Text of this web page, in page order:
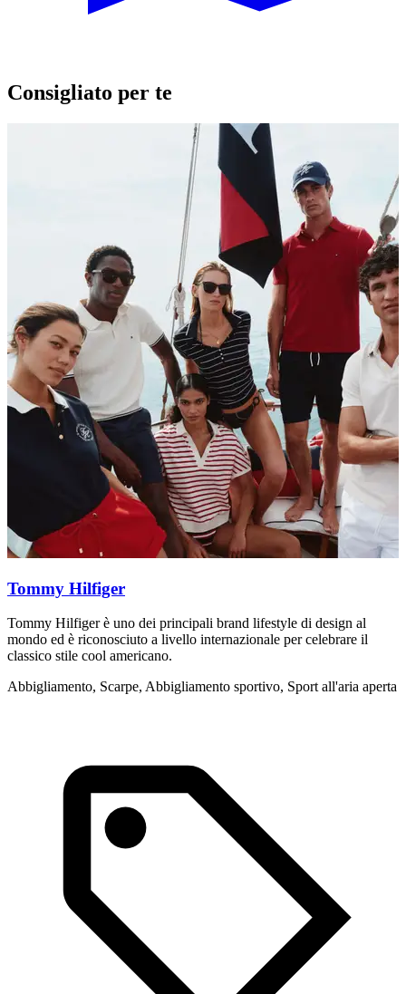
Consigliato per te
Tommy Hilfiger
Tommy Hilfiger è uno dei principali brand lifestyle di design al
mondo ed è riconosciuto a livello internazionale per celebrare il
classico stile cool americano.
Abbigliamento, Scarpe, Abbigliamento sportivo, Sport all'aria aperta